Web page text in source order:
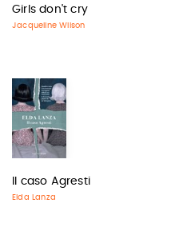
Girls don't cry
Jacqueline Wilson
Il caso Agresti
Elda Lanza